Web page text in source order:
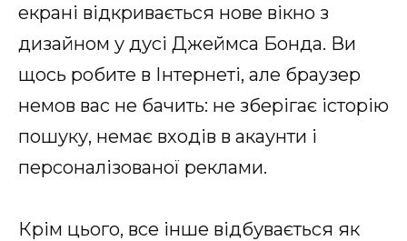
екрані відкривається нове вікно з
дизайном у дусі Джеймса Бонда. Ви
щось робите в Інтернеті, але браузер
немов вас не бачить: не зберігає історію
пошуку, немає входів в акаунти і
персоналізованої реклами.
Крім цього, все інше відбувається як